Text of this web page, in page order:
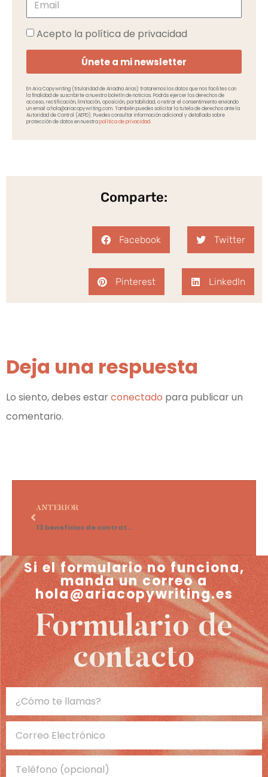
Acepto la política de privacidad
Únete a mi newsletter
En Aria Copywriting (titularidad de Ariadna Arias) trataremos los datos que nos facilites con
la finalidad de suscribirte a nuestro boletín de noticias. Podrás ejercer los derechos de
acceso, rectificación, limitación, oposición, portabilidad, o retirar el consentimiento enviando
un email a hola@ariacopywriting.com. También puedes solicitar la tutela de derechos ante la
Autoridad de Control (AEPD). Puedes consultar información adicional y detallada sobre
protección de datos en nuestrapolítica de privacidad.
Comparte:
Facebook Twitter
Pinterest LinkedIn
Deja una respuesta
Lo siento, debes estarconectado para publicar un
comentario.
ANTERIOR
13 beneficios de contratar a un copywriter especializado en psicólogos
Si el formulario no funciona,
manda un correo a
hola@ariacopywriting.es
Formulario de
contacto